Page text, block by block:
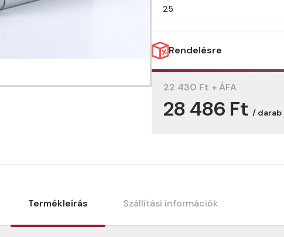
25
Rendelésre
22 430 Ft + ÁFA
28 486 Ft / darab
Termékleírás Szállítási információk